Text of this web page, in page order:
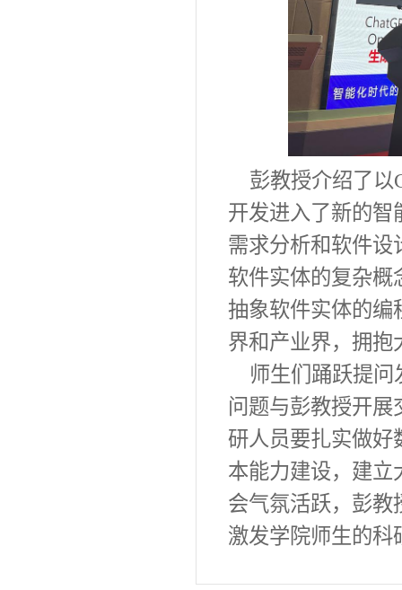
彭教授介绍了以
开发进入了新的智
需求分析和软件设
软件实体的复杂概
抽象软件实体的编
界和产业界，拥抱
师生们踊跃提
问题与彭教授开展
研人员要扎实做好
本能力建设，建立
会气氛活跃，彭教
激发学院师生的科